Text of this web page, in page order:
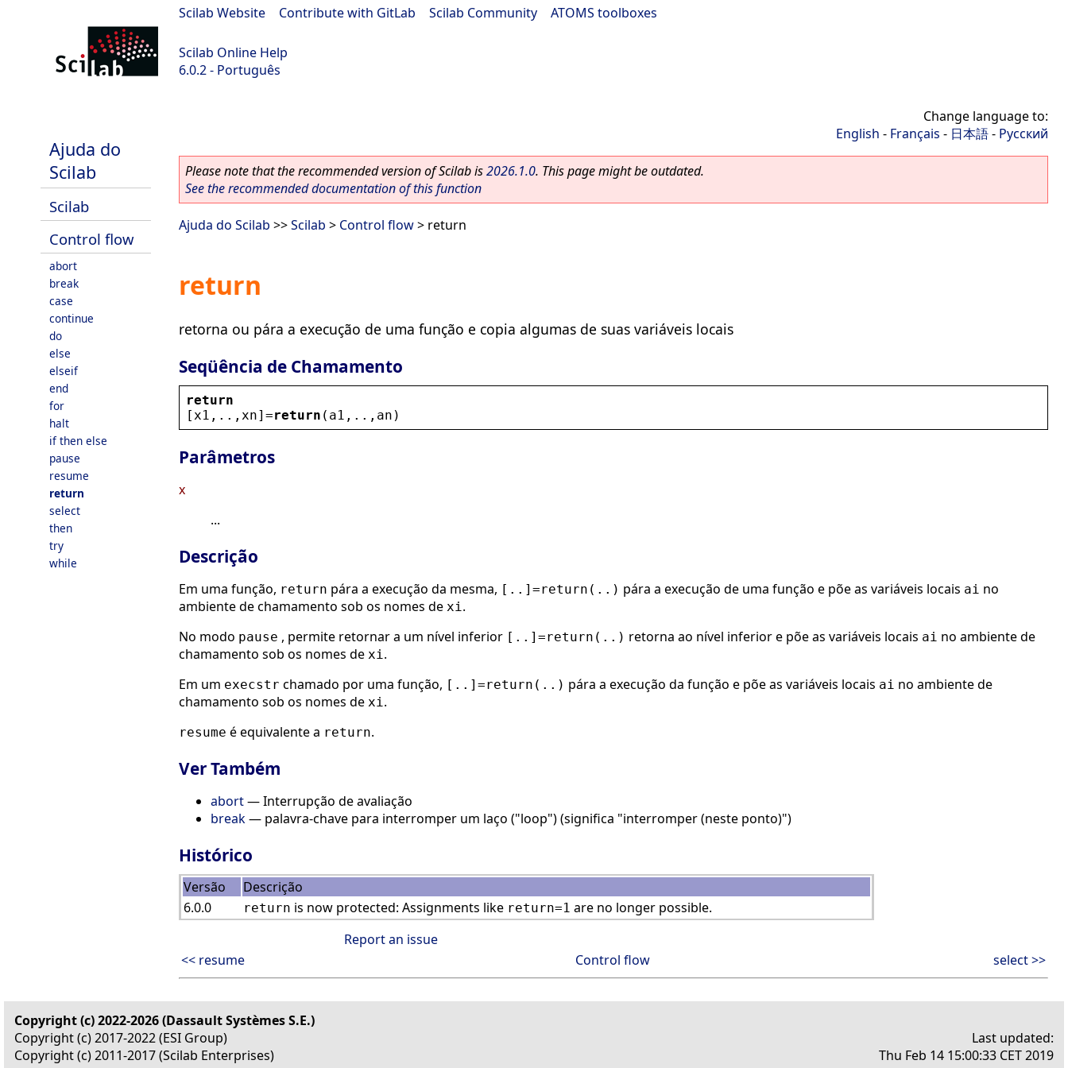
Scilab Website Contribute with GitLab Scilab Community ATOMS toolboxes
Scilab Online Help
6.0.2 - Português
Ajuda do
Scilab
Scilab
Control flow
abort
break
case
continue
do
else
elseif
end
for
halt
if then else
pause
resume
return
select
then
try
while
Change language to:
English - Français - 日本語- Русский
Please note that the recommended version of Scilab is2026.1.0. This page might be outdated.
See the recommended documentation of this function
Ajuda do Scilab >>Scilab > Control flow> return
return
retorna ou pára a execução de uma função e copia algumas de suas variáveis locais
Seqüência de Chamamento
return
[ x1 ,.., xn]=return ( a1 ,.., an )
Parâmetros
x
...
Descrição
Em uma função, return pára a execução da mesma, [..]=return(..) pára a execução de uma função e põe as variáveis locais ai no
ambiente de chamamento sob os nomes de xi.
No modo pause , permite retornar a um nível inferior [..]=return(..) retorna ao nível inferior e põe as variáveis locais ai no ambiente de
chamamento sob os nomes de xi.
Em um execstr chamado por uma função, [..]=return(..) pára a execução da função e põe as variáveis locais ai no ambiente de
chamamento sob os nomes de xi.
resume é equivalente a return.
Ver Também
abort— Interrupção de avaliação
break— palavra-chave para interromper um laço ("loop") (significa "interromper (neste ponto)")
Histórico
Versão
Descrição
6.0.0
return is now protected: Assignments like return=1 are no longer possible.
Report an issue
<< resume
Control flow select >>
Copyright (c) 2022-2026 (Dassault Systèmes S.E.)
Copyright (c) 2017-2022 (ESI Group)
Copyright (c) 2011-2017 (Scilab Enterprises)
Last updated:
Thu Feb 14 15:00:33 CET 2019